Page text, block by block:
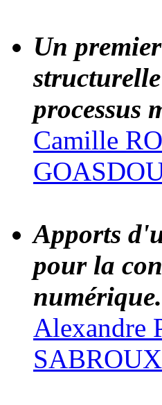
Un
processus
Camille
Apports
pour la
numérique.
Alexandre
SABROUX